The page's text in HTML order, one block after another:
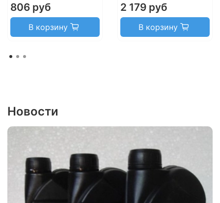
806 руб
В корзину
2 179 руб
В корзину
Новости